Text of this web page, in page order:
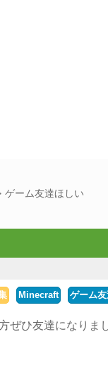
ゲーム友達ほしい
Minecraft ゲーム
ぜひ友達になりま